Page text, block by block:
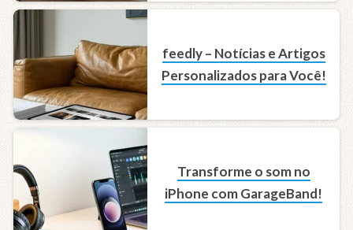
feedly – Notícias e Artigos
Personalizados para Você!
Transforme o som no
iPhone com GarageBand!